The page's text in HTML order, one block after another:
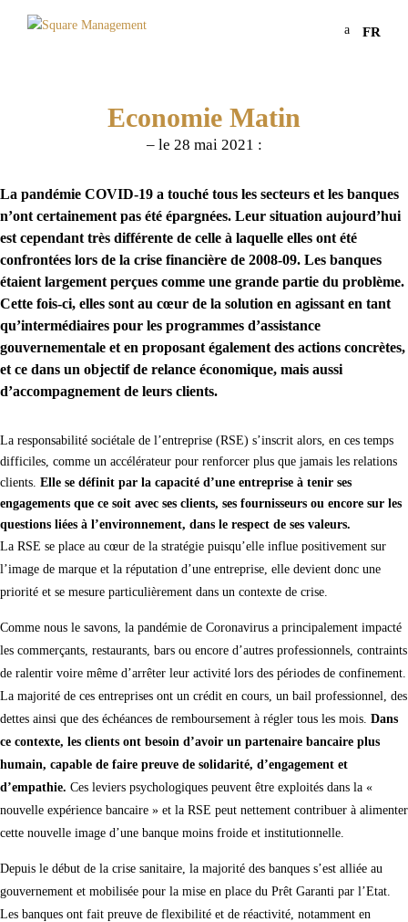
a FR
Economie Matin
– le 28 mai 2021 :
La pandémie COVID-19 a touché tous les secteurs et les banques
n’ont certainement pas été épargnées. Leur situation aujourd’hui
est cependant très différente de celle à laquelle elles ont été
confrontées lors de la crise financière de 2008-09. Les banques
étaient largement perçues comme une grande partie du problème.
Cette fois-ci, elles sont au cœur de la solution en agissant en tant
qu’intermédiaires pour les programmes d’assistance
gouvernementale et en proposant également des actions concrètes,
et ce dans un objectif de relance économique, mais aussi
d’accompagnement de leurs clients.
La responsabilité sociétale de l’entreprise (RSE) s’inscrit alors, en ces temps
difficiles, comme un accélérateur pour renforcer plus que jamais les relations
clients. Elle se définit par la capacité d’une entreprise à tenir ses
engagements que ce soit avec ses clients, ses fournisseurs ou encore sur les
questions liées à l’environnement, dans le respect de ses valeurs.
La RSE se place au cœur de la stratégie puisqu’elle influe positivement sur
l’image de marque et la réputation d’une entreprise, elle devient donc une
priorité et se mesure particulièrement dans un contexte de crise.
Comme nous le savons, la pandémie de Coronavirus a principalement impacté
les commerçants, restaurants, bars ou encore d’autres professionnels, contraints
de ralentir voire même d’arrêter leur activité lors des périodes de confinement.
La majorité de ces entreprises ont un crédit en cours, un bail professionnel, des
dettes ainsi que des échéances de remboursement à régler tous les mois. Dans
ce contexte, les clients ont besoin d’avoir un partenaire bancaire plus
humain, capable de faire preuve de solidarité, d’engagement et
d’empathie. Ces leviers psychologiques peuvent être exploités dans la «
nouvelle expérience bancaire » et la RSE peut nettement contribuer à alimenter
cette nouvelle image d’une banque moins froide et institutionnelle.
Depuis le début de la crise sanitaire, la majorité des banques s’est alliée au
gouvernement et mobilisée pour la mise en place du Prêt Garanti par l’Etat.
Les banques ont fait preuve de flexibilité et de réactivité, notamment en